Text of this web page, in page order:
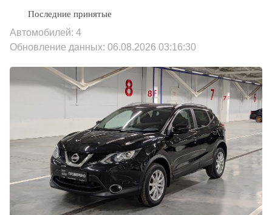
Автомобилей: 4
Обновление данных: 06.08.2026 03:16:30